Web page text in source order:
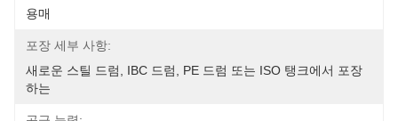
용매
포장 세부 사항:
새로운 스틸 드럼, IBC 드럼, PE 드럼 또는 ISO 탱크에서 포장
하는